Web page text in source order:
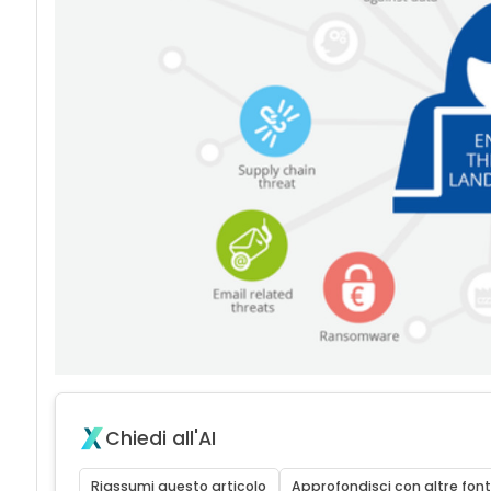
Chiedi all'AI
Riassumi questo articolo Approfondisci con altre